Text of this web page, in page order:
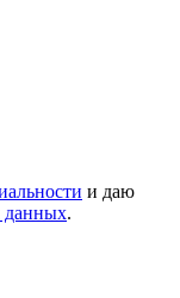
и даю
данных.